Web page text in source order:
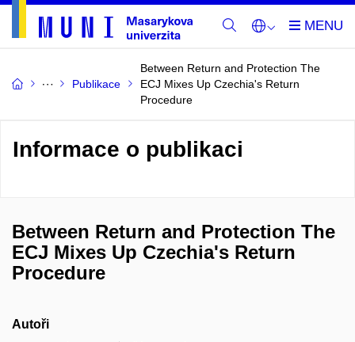
Publikace
Between Return and Protection The
ECJ Mixes Up Czechia's Return
Procedure
Informace o publikaci
Between Return and Protection The
ECJ Mixes Up Czechia's Return
Procedure
Autoři